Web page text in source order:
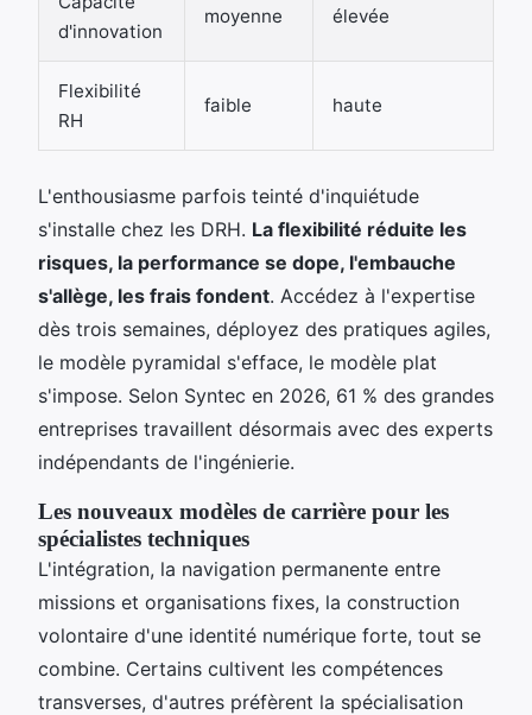
d'innovation
moyenne élevée
Flexibilité
RH
faible haute
L'enthousiasme parfois teinté d'inquiétude
s'installe chez les DRH. La flexibilité réduite les
risques, la performance se dope, l'embauche
s'allège, les frais fondent. Accédez à l'expertise
dès trois semaines, déployez des pratiques agiles,
le modèle pyramidal s'efface, le modèle plat
s'impose. Selon Syntec en 2026, 61 % des grandes
entreprises travaillent désormais avec des experts
indépendants de l'ingénierie.
Les nouveaux modèles de carrière pour les
spécialistes techniques
L'intégration, la navigation permanente entre
missions et organisations fixes, la construction
volontaire d'une identité numérique forte, tout se
combine. Certains cultivent les compétences
transverses, d'autres préfèrent la spécialisation